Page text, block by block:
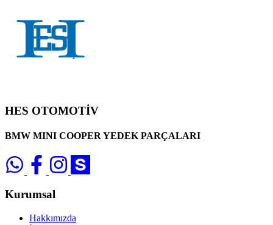
HES OTOMOTİV
BMW MINI COOPER YEDEK PARÇALARI
Kurumsal
Hakkımızda